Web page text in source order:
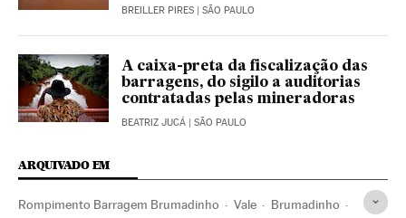
BREILLER PIRES | SÃO PAULO
A caixa-preta da fiscalização das
barragens, do sigilo a auditorias
contratadas pelas mineradoras
BEATRIZ JUCÁ | SÃO PAULO
ARQUIVADO EM
Rompimento Barragem Brumadinho Vale Brumadinho